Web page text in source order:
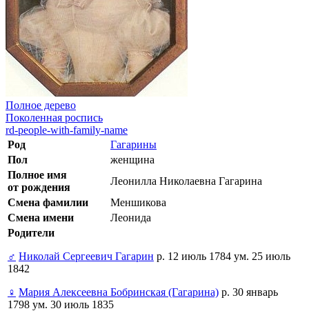
Полное дерево
Поколенная роспись
rd-people-with-family-name
Род
Гагарины
Пол
женщина
Полное имя
от рождения
Леонилла Николаевна Гагарина
Смена фамилии
Меншикова
Смена имени
Леонида
Родители
♂ Николай Сергеевич Гагарин р. 12 июль 1784 ум. 25 июль
1842
♀ Мария Алексеевна Бобринская (Гагарина) р. 30 январь
1798 ум. 30 июль 1835